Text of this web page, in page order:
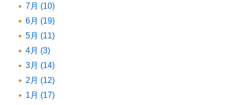
7月 (10)
6月 (19)
5月 (11)
4月 (3)
3月 (14)
2月 (12)
1月 (17)